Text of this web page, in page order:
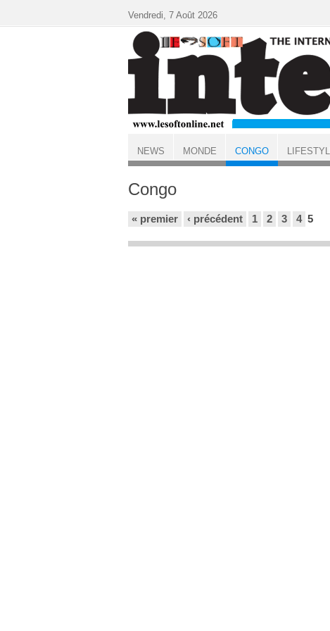
ACCUEIL
Congo
« premier ‹ précédent 1 2 3 4 5
Vendredi, 7 Août 2026
NEWS MONDE CONGO